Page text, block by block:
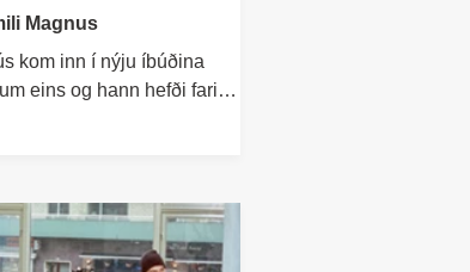
Magnus
kom inn í nýju íbúðina
eins og hann hefði farið í